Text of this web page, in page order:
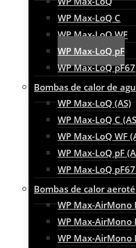
WP Max-LoQ C
WP Max-LoQ WF
WP Max-LoQ pF
WP Max-LoQ pF67
Bombas de calor de
WP Max-LoQ (AS)
WP Max-LoQ C
WP Max-LoQ WF
WP Max-LoQ pF
WP Max-LoQ
Bombas de calor
WP Max-AirMono
WP Max-AirMono
WP Max-AirMono